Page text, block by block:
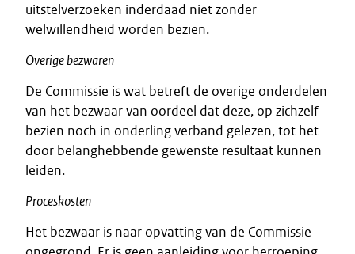
uitstelverzoeken inderdaad niet zonder
welwillendheid worden bezien.
Overige bezwaren
De Commissie is wat betreft de overige onderdelen
van het bezwaar van oordeel dat deze, op zichzelf
bezien noch in onderling verband gelezen, tot het
door belanghebbende gewenste resultaat kunnen
leiden.
Proceskosten
Het bezwaar is naar opvatting van de Commissie